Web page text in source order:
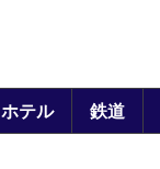
ホテル 鉄道